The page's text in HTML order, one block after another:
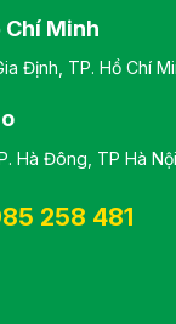
Chí Minh
Định, TP. Hồ Chí
Hà Đông, TP Hà Nội
258 481